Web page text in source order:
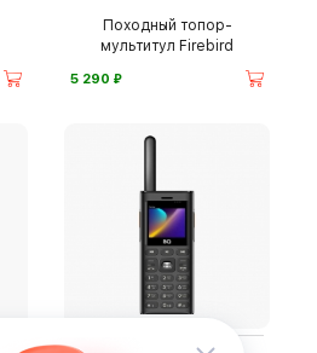
Походный топор-
мультитул Firebird
5 290 ⃏